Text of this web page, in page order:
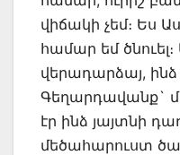
վիճակի չեմ։ Ես
համար եմ
վերադարձայ,
Գեղարդավանք` մի
էր ինձ յայտնի
մեծահարուստ